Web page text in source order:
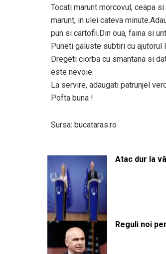
Tocati marunt morcovul, ceapa
marunt, in ulei cateva
pun si cartofii.Din oua, faina si
Puneti galuste subtiri cu
Dregeti ciorba cu smantana si
este nevoie.
La servire, adaugati patrunjel
Pofta buna !
Sursa: bucataras.ro
Atac dur la
Reguli noi